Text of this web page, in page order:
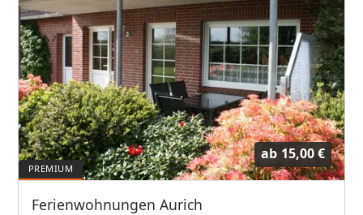
ab 15,00 €
Ferienwohnungen Aurich